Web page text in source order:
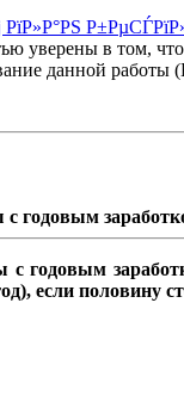
уверены в том,
данной
годовым
годовым
если половину